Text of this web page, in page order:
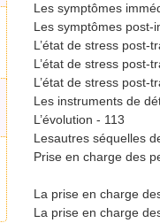
Les symptômes
Les symptômes post-
L’état de stress post-
L’état de stress post-
L’état de stress post-
Les instruments de
L’évolution - 113
Lesautres séquelles
Prise en charge des
La prise en charge
La prise en charge